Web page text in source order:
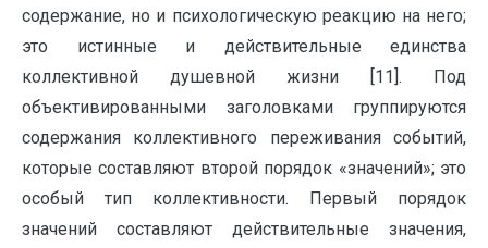
содержание, но и психологическую реакцию на него;
это истинные и действительные единства
коллективной душевной жизни [11]. Под
объективированными заголовками группируются
содержания коллективного переживания событий,
которые составляют второй порядок «значений»; это
особый тип коллективности. Первый порядок
значений составляют действительные значения,